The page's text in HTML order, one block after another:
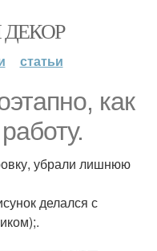
ДЕКОР
статьи
как
убрали лишнюю
делался с